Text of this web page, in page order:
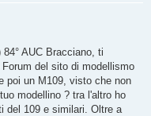
AUC Bracciano, ti
del sito di modellismo
poi un M109, visto che non
modellino ? tra l'altro ho
del 109 e similari. Oltre a